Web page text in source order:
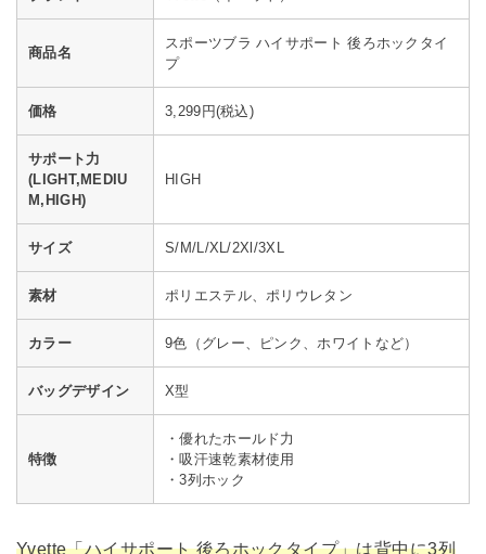
商品名
スポーツブラ ハイサポート 後ろホックタイ
プ
価格 3,299円(税込)
サポート力
(LIGHT,MEDIU
M,HIGH)
HIGH
サイズ S/M/L/XL/2Xl/3XL
素材 ポリエステル、ポリウレタン
カラー 9色（グレー、ピンク、ホワイトなど）
バッグデザイン X型
特徴
・優れたホールド力
・吸汗速乾素材使用
・3列ホック
Yvette「ハイサポート 後ろホックタイプ」は背中に3列